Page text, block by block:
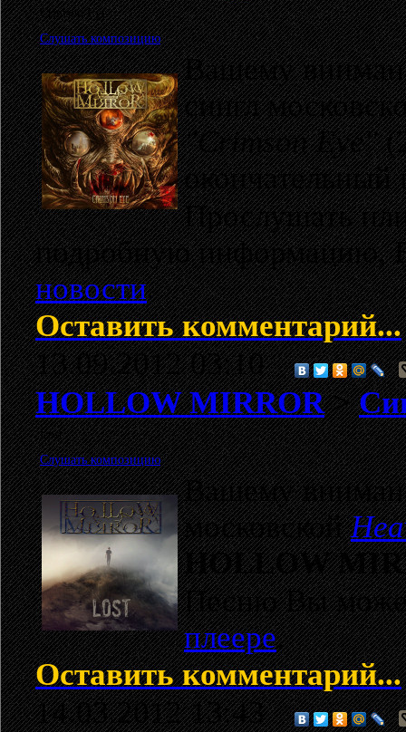
Crimson Eye
Слушать композицию
Вашему
сингл
"Crimson Eye"
окончательный
Прослушать
подробную информацию,
новости.
Оставить комментарий...
13.09.2012 03:10
HOLLOW MIRROR>
Lost
Слушать композицию
Вашему
московской
HOLLOW
Песню Вы
плеере.
Оставить комментарий...
14.03.2012 13:43